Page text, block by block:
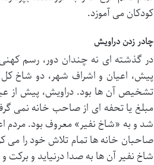
کودکان می آموزد.
چادر زدن دراویش
در گذشته ای نه چندان دور، رسم
پیش، اعیان و اشراف شهر، دو شاخ
تشخیص آن ها بود. دراویش، پیش از عید
مبلغ یا تحفه ای از صاحب خانه نمی
شد و به «شاخ نفیر» معروف بود. مردم
صاحبان خانه ها تمام تلاش خود را می
شاخ نفیر آن ها به صدا درنیاید و برکت